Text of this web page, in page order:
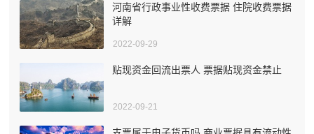
河南省行政事业性收费票据 住院收费票据
详解
2022-09-29
贴现资金回流出票人 票据贴现资金禁止
2022-09-21